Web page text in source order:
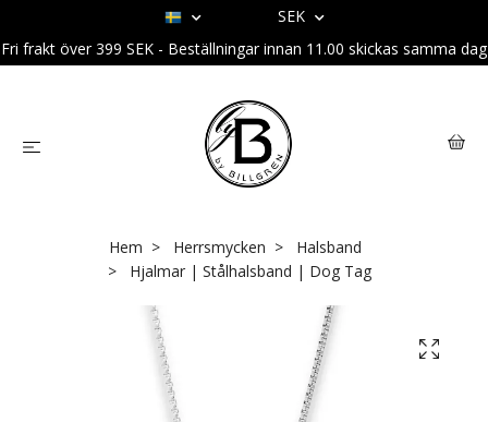
SEK
Fri frakt över 399 SEK - Beställningar innan 11.00 skickas samma dag
Hem Herrsmycken
Halsband
Hjalmar | Stålhalsband | Dog Tag